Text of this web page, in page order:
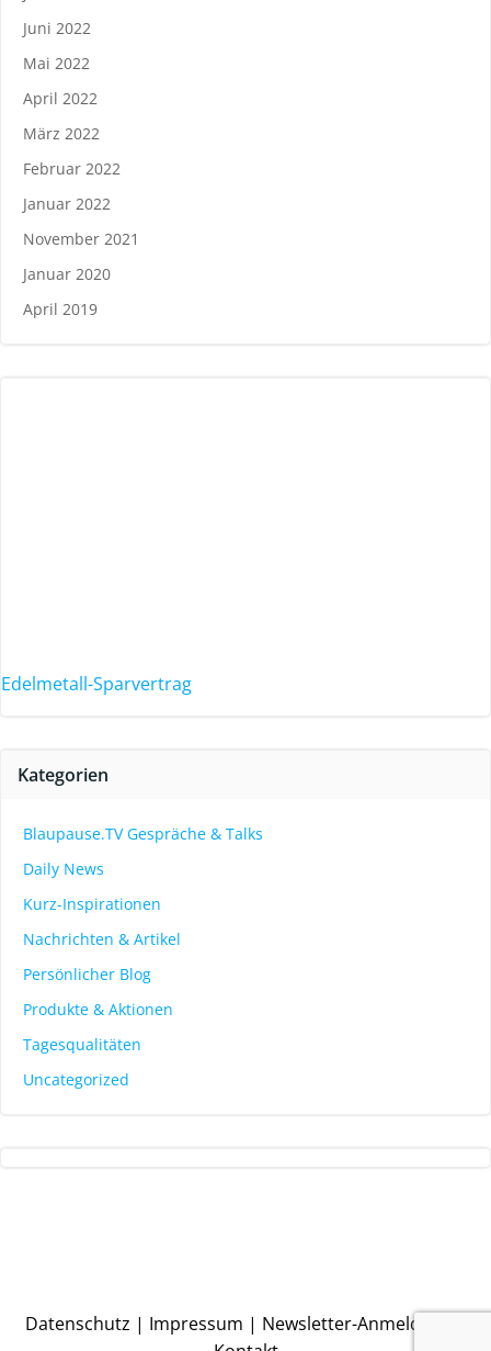
Juni 2022
Mai 2022
April 2022
März 2022
Februar 2022
Januar 2022
November 2021
Januar 2020
April 2019
Edelmetall-Sparvertrag
Kategorien
Blaupause.TV Gespräche & Talks
Daily News
Kurz-Inspirationen
Nachrichten & Artikel
Persönlicher Blog
Produkte & Aktionen
Tagesqualitäten
Uncategorized
Datenschutz | Impressum | Newsletter-Anmeldung